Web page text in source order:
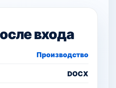
входа
Производство
DOCX